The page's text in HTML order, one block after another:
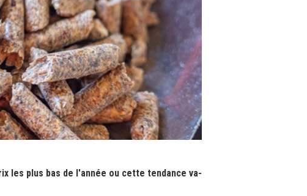
les plus bas de l'année ou cette tendance va-